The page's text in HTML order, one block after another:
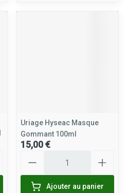
Uriage Hyseac Masque
Gommant 100ml
15,00 €
Ajouter au panier